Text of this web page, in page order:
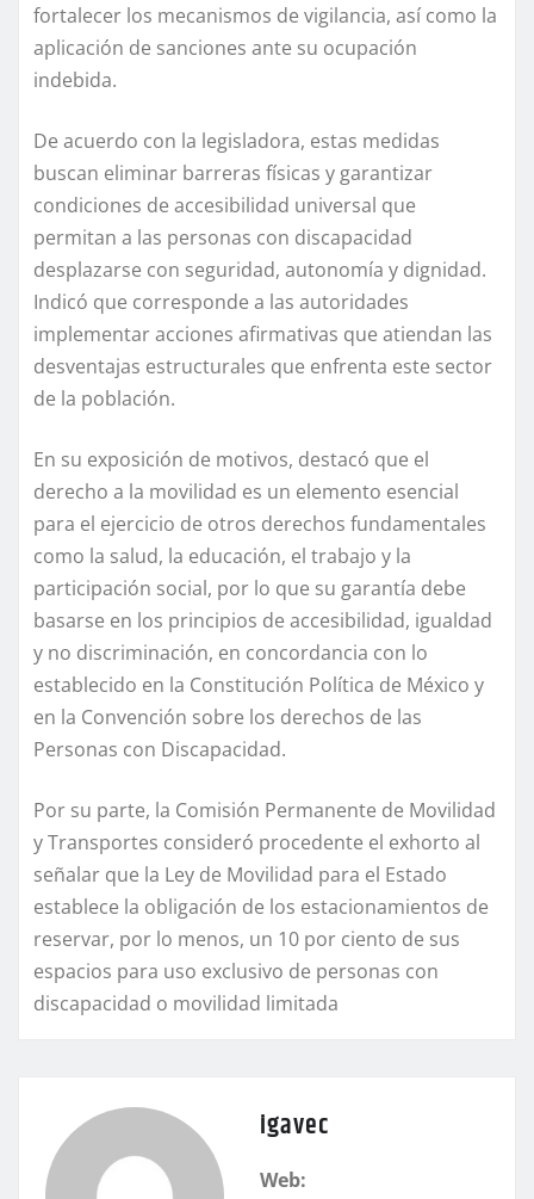
fortalecer los mecanismos de vigilancia, así como la
aplicación de sanciones ante su ocupación
indebida.
De acuerdo con la legisladora, estas medidas
buscan eliminar barreras físicas y garantizar
condiciones de accesibilidad universal que
permitan a las personas con discapacidad
desplazarse con seguridad, autonomía y dignidad.
Indicó que corresponde a las autoridades
implementar acciones afirmativas que atiendan las
desventajas estructurales que enfrenta este sector
de la población.
En su exposición de motivos, destacó que el
derecho a la movilidad es un elemento esencial
para el ejercicio de otros derechos fundamentales
como la salud, la educación, el trabajo y la
participación social, por lo que su garantía debe
basarse en los principios de accesibilidad, igualdad
y no discriminación, en concordancia con lo
establecido en la Constitución Política de México y
en la Convención sobre los derechos de las
Personas con Discapacidad.
Por su parte, la Comisión Permanente de Movilidad
y Transportes consideró procedente el exhorto al
señalar que la Ley de Movilidad para el Estado
establece la obligación de los estacionamientos de
reservar, por lo menos, un 10 por ciento de sus
espacios para uso exclusivo de personas con
discapacidad o movilidad limitada
igavec
Web: